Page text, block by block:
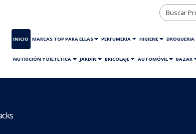
INICIO MARCAS TOP PARA ELLAS PERFUMERIA HIGIENE DROGUERIA
NUTRICIÓN Y DIETETICA JARDIN BRICOLAJE AUTOMÓVIL BAZAR